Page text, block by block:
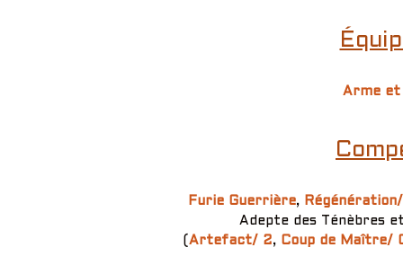
Arme et
Furie Guerrière,
Adepte des Ténèbres
( Artefact/ 2, Coup de Maître/